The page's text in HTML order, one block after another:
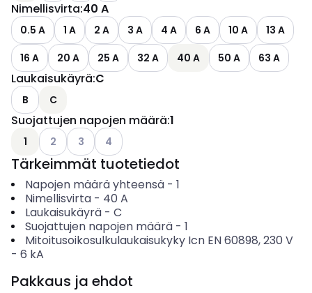
Nimellisvirta:40 A
0.5 A 1 A 2 A 3 A 4 A 6 A 10 A
13 A
16 A
20 A 25 A 32 A 40 A 50 A 63 A
Laukaisukäyrä:C
B C
Suojattujen napojen määrä:1
1 Katso käytettävissä olevat vaihtoehdot
2 Katso käytettävissä olevat vaihtoehdot
3 Katso käytettävissä olevat vaihtoehdot
4
Tärkeimmät tuotetiedot
Napojen määrä yhteensä- 1
Nimellisvirta- 40 A
Laukaisukäyrä- C
Suojattujen napojen määrä- 1
Mitoitusoikosulkulaukaisukyky Icn EN 60898, 230 V
- 6 kA
Pakkaus ja ehdot